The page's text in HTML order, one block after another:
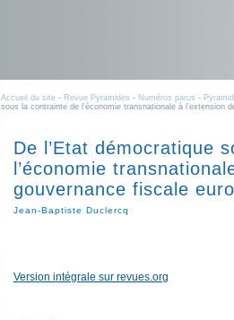
Accueil du site - Revue Pyramides - Numéros parus -
sous la contrainte de l’économie transnationale à l’extension
De l’Etat démocratique
l’économie
gouvernance fiscale
Jean-Baptiste Duclercq
Version intégrale sur revues.org